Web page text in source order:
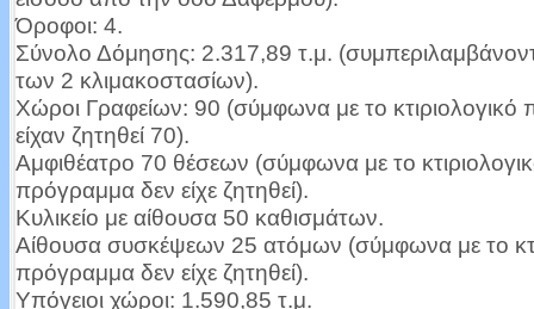
Όροφοι: 4.
Σύνολο Δόμησης: 2.317,89 τ.μ.
των 2 κλιμακοστασίων).
Χώροι Γραφείων: 90 (σύμφωνα με το
είχαν ζητηθεί 70).
Αμφιθέατρο 70 θέσεων (σύμφωνα με το
πρόγραμμα δεν είχε ζητηθεί).
Κυλικείο με αίθουσα 50 καθισμάτων.
Αίθουσα συσκέψεων 25 ατόμων (σύμφωνα με το
πρόγραμμα δεν είχε ζητηθεί).
Υπόγειοι χώροι: 1.590,85 τ.μ.